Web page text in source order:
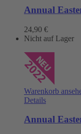
Annual
24,90 €
Nicht auf Lager
Warenkorb
Details
Annual